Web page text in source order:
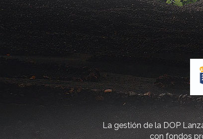
La gestión de la DOP
con fondos